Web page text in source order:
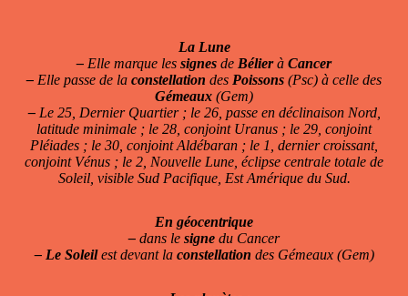
La Lune
– Elle marque les signes de Bélierà Cancer
– Elle passe de la constellation des Poissons (Psc) à celle des
Gémeaux (Gem)
–Le 25, Dernier Quartier ; le 26, passe en déclinaison Nord,
latitude minimale ; le 28, conjoint Uranus ; le 29, conjoint
Pléiades ; le 30, conjoint Aldébaran ; le 1, dernier croissant,
conjoint Vénus ; le 2, Nouvelle Lune, éclipse centrale totale de
Soleil, visible Sud Pacifique, Est Amérique du Sud.
En géocentrique
– dans le signe du Cancer
– Le Soleilest devant la constellation des Gémeaux (Gem)